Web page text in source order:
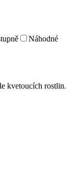
Náhodné
kvetoucích rostlin.